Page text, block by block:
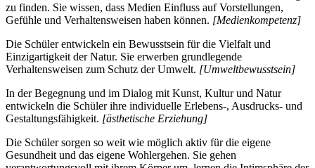
zu finden. Sie wissen, dass Medien Einfluss auf Vorstellungen,
Gefühle und Verhaltensweisen haben können. [Medienkompetenz]
Die Schüler entwickeln ein Bewusstsein für die Vielfalt und
Einzigartigkeit der Natur. Sie erwerben grundlegende
Verhaltensweisen zum Schutz der Umwelt. [Umweltbewusstsein]
In der Begegnung und im Dialog mit Kunst, Kultur und Natur
entwickeln die Schüler ihre individuelle Erlebens-, Ausdrucks- und
Gestaltungsfähigkeit. [ästhetische Erziehung]
Die Schüler sorgen so weit wie möglich aktiv für die eigene
Gesundheit und das eigene Wohlergehen. Sie gehen